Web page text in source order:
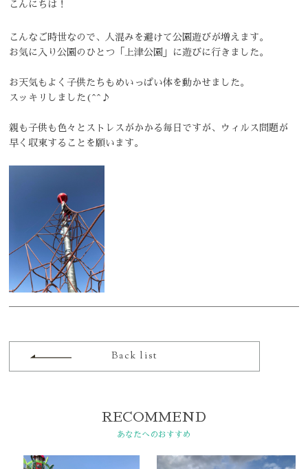
ホワイトニング
elmo piccoloの紹介
クリニックの特徴
予防治療を始めよう！
初めての方へQ&A
英語学習室
ブログ
ニュース
078-861-2525
こんにちは！
こんなご時世なので、人混みを避けて公園遊びが増えます。
お気に入り公園のひとつ「上津公園」に遊びに行きました。
お天気もよく子供たちもめいっぱい体を動かせました。
スッキリしました(^^♪
親も子供も色々とストレスがかかる毎日ですが、ウィルス問題が
早く収束することを願います。
Back list
RECOMMEND
あなたへのおすすめ